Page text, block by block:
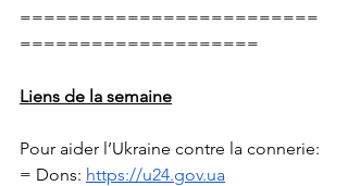
=========================
====================
Liens de la semaine
Pour aider l’Ukraine contre la connerie:
= Dons: https://u24.gov.ua